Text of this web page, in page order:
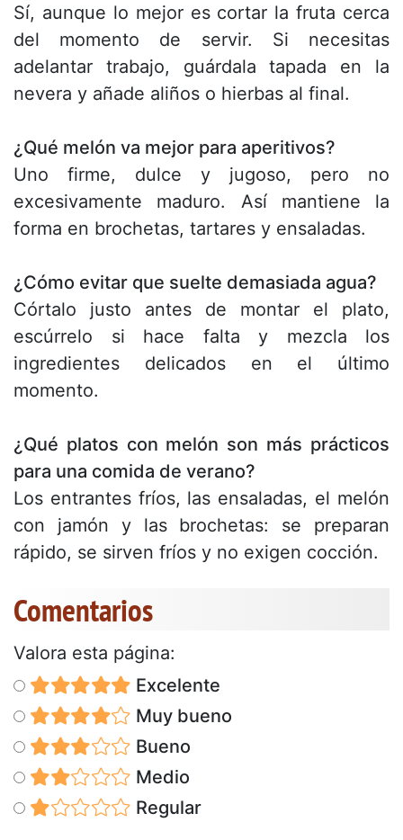
Sí, aunque lo mejor es cortar la fruta cerca
del momento de servir. Si necesitas
adelantar trabajo, guárdala tapada en la
nevera y añade aliños o hierbas al final.
¿Qué melón va mejor para aperitivos?
Uno firme, dulce y jugoso, pero no
excesivamente maduro. Así mantiene la
forma en brochetas, tartares y ensaladas.
¿Cómo evitar que suelte demasiada agua?
Córtalo justo antes de montar el plato,
escúrrelo si hace falta y mezcla los
ingredientes delicados en el último
momento.
¿Qué platos con melón son más prácticos
para una comida de verano?
Los entrantes fríos, las ensaladas, el melón
con jamón y las brochetas: se preparan
rápido, se sirven fríos y no exigen cocción.
Comentarios
Valora esta página:
Excelente
Muy bueno
Bueno
Medio
Regular